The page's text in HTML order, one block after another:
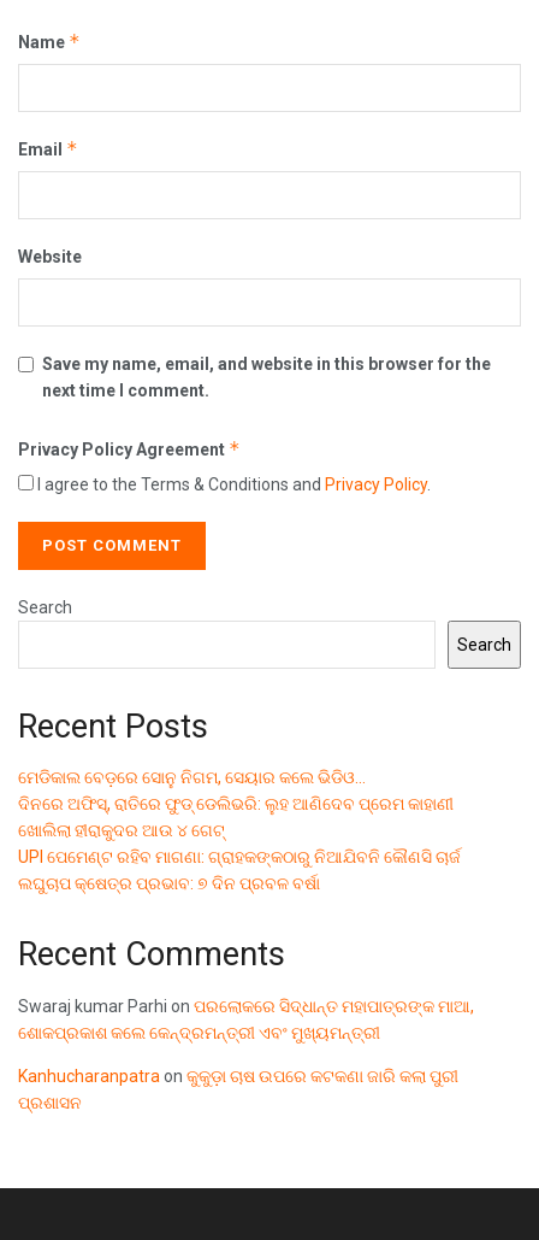
Name *
Email *
Website
Save my name, email, and website in this browser for the
next time I comment.
Privacy Policy Agreement *
I agree to the Terms & Conditions and Privacy Policy.
Search
Search
Recent Posts
ମେଡିକାଲ ବେଡ଼ରେ ସୋନୁ ନିଗମ, ସେୟାର କଲେ ଭିଡିଓ…
ଦିନରେ ଅଫିସ୍, ରାତିରେ ଫୁଡ୍ ଡେଲିଭରି: ଲୁହ ଆଣିଦେବ ପ୍ରେମ କାହାଣୀ
ଖୋଲିଲା ହୀରାକୁଦର ଆଉ ୪ ଗେଟ୍
UPI ପେମେଣ୍ଟ ରହିବ ମାଗଣା: ଗ୍ରାହକଙ୍କଠାରୁ ନିଆଯିବନି କୌଣସି ଚାର୍ଜ
ଲଘୁଚାପ କ୍ଷେତ୍ର ପ୍ରଭାବ: ୭ ଦିନ ପ୍ରବଳ ବର୍ଷା
Recent Comments
Swaraj kumar Parhi on ପରଲୋକରେ ସିଦ୍ଧାନ୍ତ ମହାପାତ୍ରଙ୍କ ମାଆ,
ଶୋକପ୍ରକାଶ କଲେ କେନ୍ଦ୍ରମନ୍ତ୍ରୀ ଏବଂ ମୁଖ୍ୟମନ୍ତ୍ରୀ
Kanhucharanpatra on କୁକୁଡ଼ା ଚାଷ ଉପରେ କଟକଣା ଜାରି କଲା ପୁରୀ
ପ୍ରଶାସନ